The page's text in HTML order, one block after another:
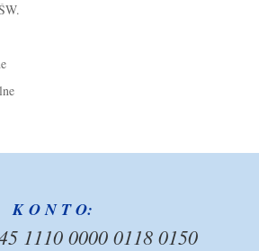
K O N T O:
1110 0000 0118 0150